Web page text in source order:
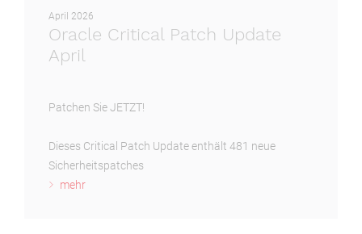
April 2026
Oracle Critical Patch Update
April
Patchen Sie JETZT!
Dieses Critical Patch Update enthält 481 neue
Sicherheitspatches
mehr